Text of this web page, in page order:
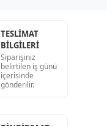
TESLİMAT
BİLGİLERİ
Siparişiniz
belirtilen iş günü
içerisinde
gönderilir.